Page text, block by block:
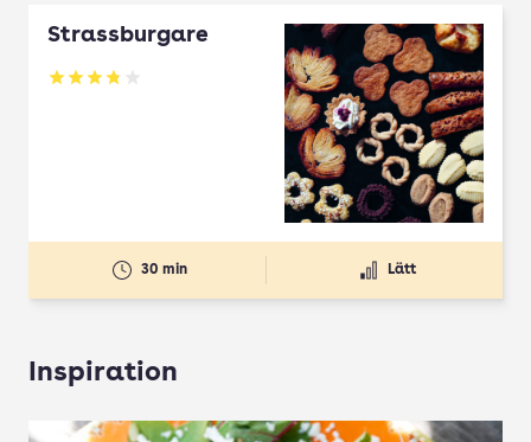
Strassburgare
Betyg: 3.78 av 5
30 min Lätt
Inspiration